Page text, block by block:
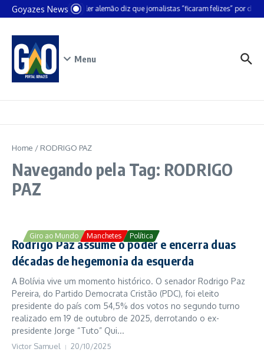
Ir para o conteúdo
Goyazes NewsChanceler alemão diz que jornalistas “ficaram felizes” por
Menu
Home / RODRIGO PAZ
Navegando pela Tag: RODRIGO
PAZ
Giro ao Mundo Manchetes Política
Rodrigo Paz assume o poder e encerra duas
décadas de hegemonia da esquerda
A Bolívia vive um momento histórico. O senador Rodrigo Paz
Pereira, do Partido Democrata Cristão (PDC), foi eleito
presidente do país com 54,5% dos votos no segundo turno
realizado em 19 de outubro de 2025, derrotando o ex-
presidente Jorge “Tuto” Qui...
Victor Samuel 20/10/2025